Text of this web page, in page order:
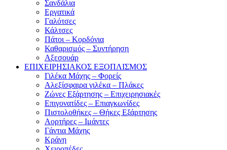
Σανδάλια
Εργατικά
Γαλότσες
Κάλτσες
Πάτοι – Κορδόνια
Καθαρισμός – Συντήρηση
Αξεσουάρ
ΕΠΙΧΕΙΡΗΣΙΑΚΟΣ ΕΞΟΠΛΙΣΜΟΣ
Γιλέκα Μάχης – Φορείς
Αλεξίσφαιρα γιλέκα – Πλάκες
Ζώνες Εξάρτησης – Επιχειρησιακές
Επιγονατίδες – Επιαγκωνίδες
Πιστολοθήκες – Θήκες Εξάρτησης
Αορτήρες – Ιμάντες
Γάντια Μάχης
Κράνη